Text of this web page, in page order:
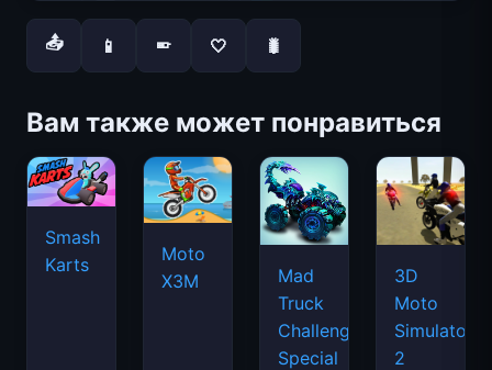
📤 📱 📱 🤍 🐛
Вам также может понравиться
Smash
Karts
Moto
X3M
Mad
Truck
Challenge
Special
3D
Moto
Simulator
2